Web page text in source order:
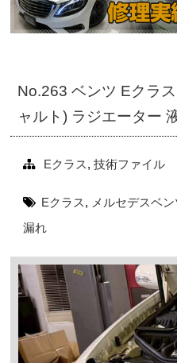
No.263 ベンツ Eクラ
ャルト) ラジエーター
Eクラス,技術ファイル
Eクラス, メルセデスベン
漏れ